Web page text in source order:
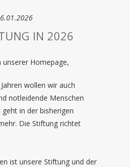
IN 2026
Homepage,
wollen wir auch
notleidende Menschen
in der bisherigen
Die Stiftung richtet
ist unsere Stiftung und der